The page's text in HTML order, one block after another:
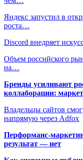
Яндекс запустил в
роста…
Discord внедряет
Объем российского
на…
Бренды усиливают
коллаборации:
Владельцы сайтов
напрямую через Adfox
Перформанс-
результат — нет